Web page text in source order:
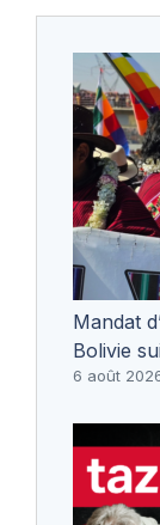
Mandat
Bolivie
6 août